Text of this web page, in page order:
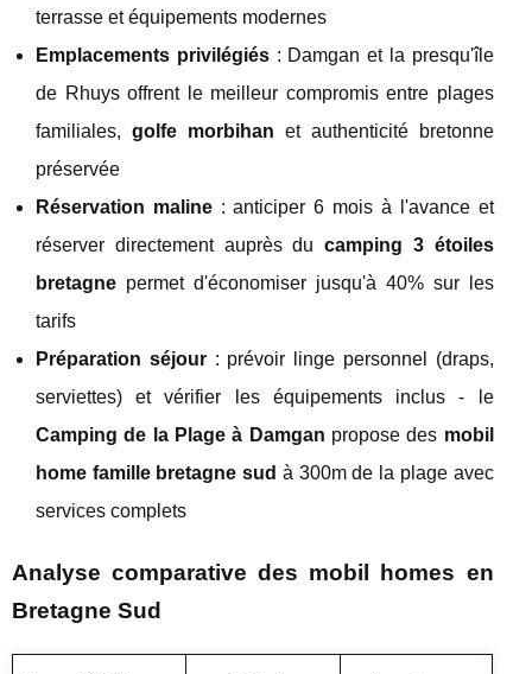
terrasse et équipements modernes
Emplacements privilégiés: Damgan et la presqu'île
de Rhuys offrent le meilleur compromis entre plages
familiales, golfe morbihan et authenticité bretonne
préservée
Réservation maline: anticiper 6 mois à l'avance et
réserver directement auprès ducamping 3 étoiles
bretagne permet d'économiser jusqu'à 40% sur les
tarifs
Préparation séjour: prévoir linge personnel (draps,
serviettes) et vérifier les équipements inclus - le
Camping de la Plage à Damgan propose des mobil
home famille bretagne sud à 300m de la plage avec
services complets
Analyse comparative des mobil homes en
Bretagne Sud